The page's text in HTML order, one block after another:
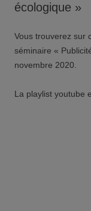
écologique »
Vous trouverez sur
séminaire «
novembre 2020.
La playlist youtube